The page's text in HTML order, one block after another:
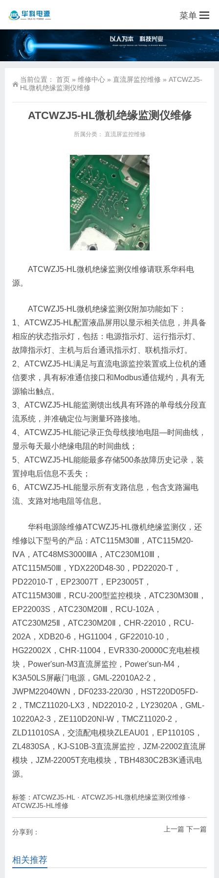
菜单
当前位置： 首页 » 维修中心 » 直流屏监控维修 » ATCWZJ5-
HL微机绝缘监测仪维修
ATCWZJ5-HL微机绝缘监测仪维修
所属分类： 直流屏监控维修
ATCWZJ5-HL微机绝缘监测仪维修请联系华科电
源。
ATCWZJ5-HL微机绝缘监测仪附加功能如下：
1、ATCWZJ5-HL配置液晶屏用以显示相关信息，并具备
相应的状态指示灯，包括：电源指示灯、运行指示灯、
故障指示灯、主机与后台通讯指示灯、联机指示灯。
2、ATCWZJ5-HL满足与直流电源监控装置或上位机的通
信要求，具有标准通信接口和Modbus通信规约，具有无
源输出触点。
3、ATCWZJ5-HL能监测馈出线具有环路的单母线分段直
流系统，并准确定位与测量环路接地。
4、ATCWZJ5-HL能记录正负母线接地电阻—时间曲线，
显示每天最小绝缘电阻的时间曲线；
5、ATCWZJ5-HL能能最多存储500条故障历史记录，装
置掉电后信息不丢失；
6、ATCWZJ5-HL能显示所有支路信息，包含支路漏电
流、支路对地电阻等信息。
华科电源除维修ATCWZJ5-HL微机绝缘监测仪，还
维修以下型号的产品：ATC115M30Ⅲ，ATC115M20-
ⅣA，ATC48MS3000ⅢA，ATC230M10Ⅲ，
ATC115M50Ⅲ，YDX220D48-30，PD22020-T，
PD22010-T，EP23007T，EP23005T，
ATC115M30Ⅲ，RCU-200型监控模块，ATC230M30Ⅲ，
EP22003S，ATC230M20Ⅲ，RCU-102A，
ATC230M25Ⅱ，ATC230M20Ⅱ，CHR-22010，RCU-
202A，XDB20-6，HG11004，GF22010-10，
HG22002X，CHR-11004，EVR330-20000C充电桩模
块，Power'sun-M3直流屏监控，Power'sun-M4，
K3A50LS屏蔽门电源，GML-22010A2-2，
JWPM22040WN，DF0233-220/30，HST220D05FD-
2，TMCZ11020-LX3，ND22010-2，LY23020A，GML-
10220A2-3，ZE110D20NI-W，TMCZ11020-2，
ZLD11010SA，交流配电模块ZLEAU01，EP11010S，
ZL4830SA，KJ-S10B-3直流屏监控，JZM-22002直流屏
模块，JZM-22005T充电模块，TBH4830C2B3K通讯电
源。
标签： ATCWZJ5-HL · ATCWZJ5-HL微机绝缘监测仪维修 ·
ATCWZJ5-HL维修
上一篇 下一篇
分享到：
相关推荐